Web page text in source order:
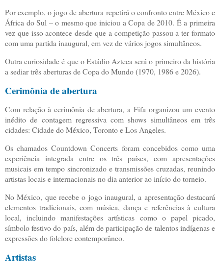
Por exemplo, o jogo de abertura repetirá o confronto entre México e
África do Sul – o mesmo que iniciou a Copa de 2010. É a primeira
vez que isso acontece desde que a competição passou a ter formato
com uma partida inaugural, em vez de vários jogos simultâneos.
Outra curiosidade é que o Estádio Azteca será o primeiro da história
a sediar três aberturas de Copa do Mundo (1970, 1986 e 2026).
Cerimônia de abertura
Com relação à cerimônia de abertura, a Fifa organizou um evento
inédito de contagem regressiva com shows simultâneos em três
cidades: Cidade do México, Toronto e Los Angeles.
Os chamados Countdown Concerts foram concebidos como uma
experiência integrada entre os três países, com apresentações
musicais em tempo sincronizado e transmissões cruzadas, reunindo
artistas locais e internacionais no dia anterior ao início do torneio.
No México, que recebe o jogo inaugural, a apresentação destacará
elementos tradicionais, com música, dança e referências à cultura
local, incluindo manifestações artísticas como o papel picado,
símbolo festivo do país, além de participação de talentos indígenas e
expressões do folclore contemporâneo.
Artistas